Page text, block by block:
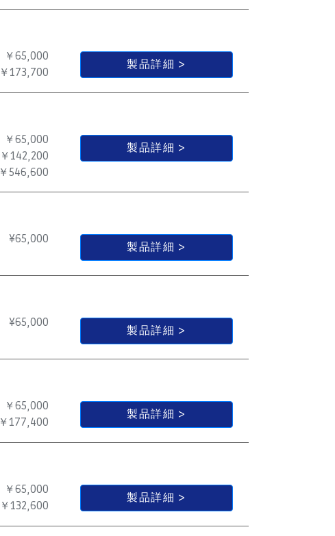
￥65,000
￥173,700
製品詳細
￥65,000
￥142,200
￥546,600
製品詳細
¥65,000
製品詳細
¥65,000
製品詳細
￥65,000
￥177,400
製品詳細
￥65,000
￥132,600
製品詳細